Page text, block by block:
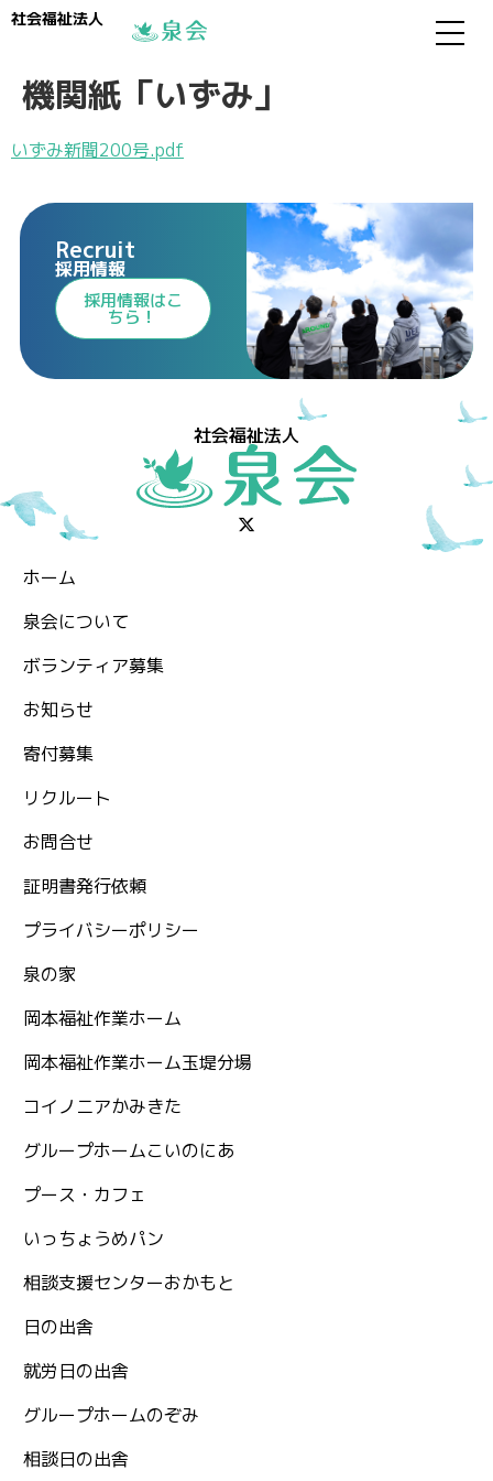
社会福祉法人
機関紙「いずみ」
いずみ新聞200号.pdf
Recruit
採用情報
⁩採用情報⁩はこ
ちら！
社会福祉法人
ホーム
泉会について
ボランティア募集
お知らせ
⁨寄付募集
リクルート
お問合せ
証明書発行依頼
プライバシーポリシー
泉の家
岡本福祉作業ホーム
岡本福祉作業ホーム玉堤分場
コイノニアかみきた
グループホームこいのにあ
プース・カフェ
いっちょうめパン
相談支援センターおかもと
日の出舎
就労日の出舎
グループホームのぞみ
相談日の出舎